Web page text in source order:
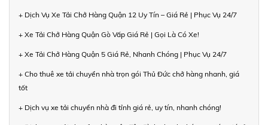
+ Dịch Vụ Xe Tải Chở Hàng Quận 12 Uy Tín – Giá Rẻ | Phục Vụ 24/7
+ Xe Tải Chở Hàng Quận Gò Vấp Giá Rẻ | Gọi Là Có Xe!
+ Xe Tải Chở Hàng Quận 5 Giá Rẻ, Nhanh Chóng | Phục Vụ 24/7
+ Cho thuê xe tải chuyển nhà trọn gói Thủ Đức chở hàng nhanh, giá
tốt
+ Dịch vụ xe tải chuyển nhà đi tỉnh giá rẻ, uy tín, nhanh chóng!